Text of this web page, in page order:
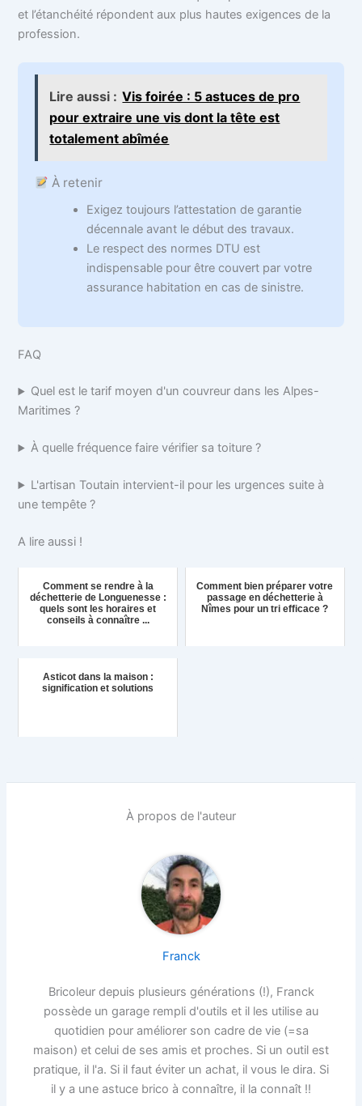
et l’étanchéité répondent aux plus hautes exigences de la
profession.
Lire aussi : Vis foirée : 5 astuces de pro
pour extraire une vis dont la tête est
totalement abîmée
À retenir
Exigez toujours l’attestation de garantie
décennale avant le début des travaux.
Le respect des normes DTU est
indispensable pour être couvert par votre
assurance habitation en cas de sinistre.
FAQ
Quel est le tarif moyen d'un couvreur dans les Alpes-
Maritimes ?
À quelle fréquence faire vérifier sa toiture ?
L'artisan Toutain intervient-il pour les urgences suite à
une tempête ?
A lire aussi !
Comment se rendre à la
déchetterie de Longuenesse :
quels sont les horaires et
conseils à connaître ...
Comment bien préparer votre
passage en déchetterie à
Nîmes pour un tri efficace ?
Asticot dans la maison :
signification et solutions
À propos de l'auteur
Franck
Bricoleur depuis plusieurs générations (!), Franck
possède un garage rempli d'outils et il les utilise au
quotidien pour améliorer son cadre de vie (=sa
maison) et celui de ses amis et proches. Si un outil est
pratique, il l'a. Si il faut éviter un achat, il vous le dira. Si
il y a une astuce brico à connaître, il la connaît !!